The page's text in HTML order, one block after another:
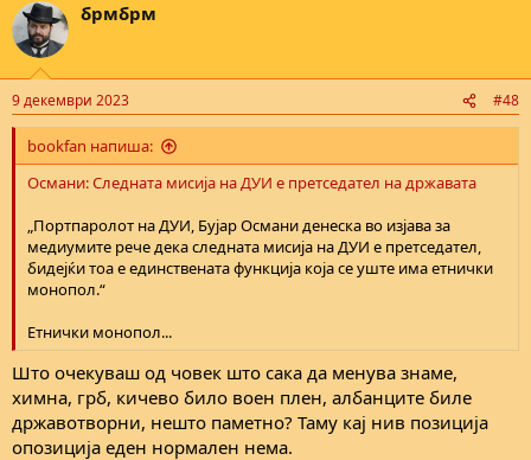
c
t
i
s
:
брмбрм
9 декември 2023 #48
bookfan напиша:
Османи: Следната мисија на ДУИ е претседател на државата
„Портпаролот на ДУИ, Бујар Османи денеска во изјава за
медиумите рече дека следната мисија на ДУИ е претседател,
бидејќи тоа е единствената функција која се уште има етнички
монопол.“
Етнички монопол...
Што очекуваш од човек што сака да менува знаме,
химна, грб, кичево било воен плен, албанците биле
државотворни, нешто паметно? Таму кај нив позиција
опозиција еден нормален нема.